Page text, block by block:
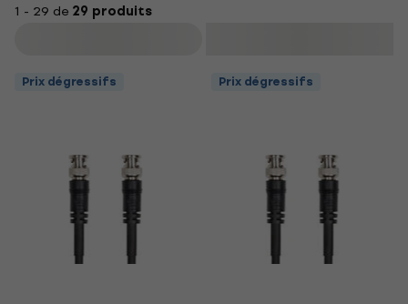
1 - 29 de 29 produits
Prix dégressifs Prix dégressifs